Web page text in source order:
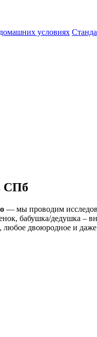
условиях
СПб
— мы проводим
бабушка/дедушка –
двоюродное и